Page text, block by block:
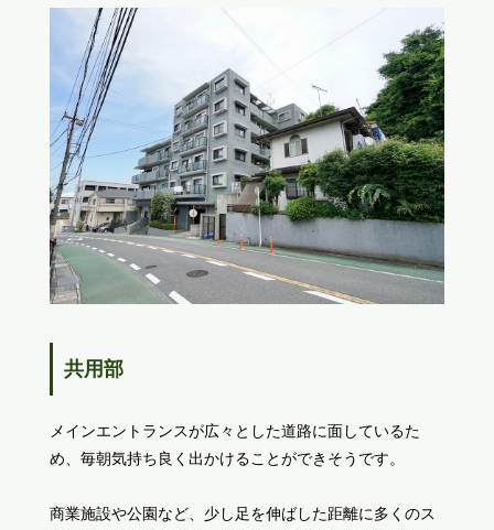
共用部
メインエントランスが広々とした道路に面しているた
め、毎朝気持ち良く出かけることができそうです。
商業施設や公園など、少し足を伸ばした距離に多くのス